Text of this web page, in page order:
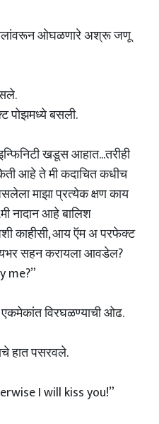
ओघळणारे अश्रू जणू
पोझमध्ये बसली.
खडूस आहात...तरीही
आहे ते मी कदाचित कधीच
माझा प्रत्येक क्षण काय
नादान आहे बालिश
काहीसी, आय ऍम अ परफेक्ट
सहन करायला आवडेल?
me?”
एकमेकांत विरघळण्याची ओढ.
हात पसरवले.
I will kiss you!”